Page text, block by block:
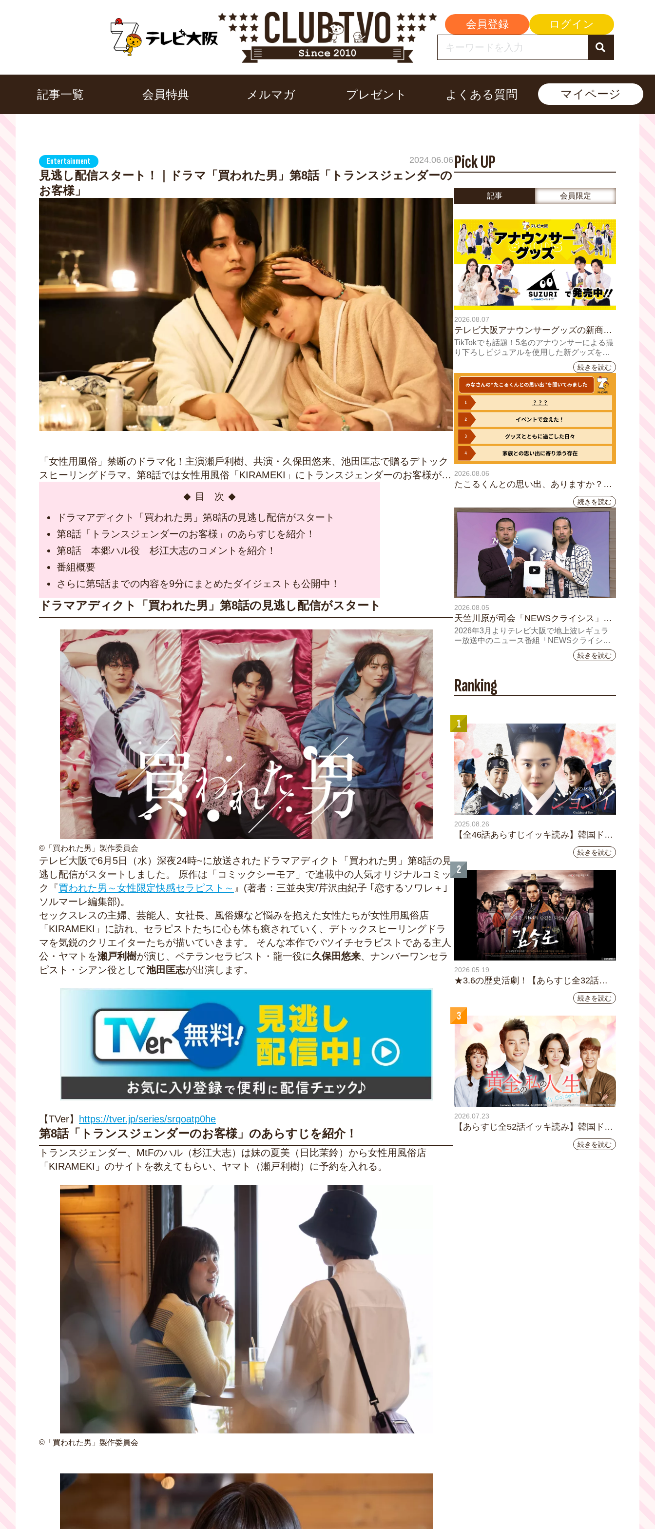
会員登録 ログイン
記事一覧 会員特典 メルマガ プレゼント よくある質問 マイページ
Entertainment 2024.06.06
見逃し配信スタート！｜ドラマ「買われた男」第8話「トランスジェンダーの
お客様」
「⼥性⽤⾵俗」禁断のドラマ化！主演瀬⼾利樹、共演・久保⽥悠来、池⽥匡志で贈るデトック
スヒーリングドラマ。第8話では⼥性⽤⾵俗「KIRAMEKI」にトランスジェンダーのお客様が…
目 次
ドラマアディクト「買われた男」第8話の見逃し配信がスタート
第8話「トランスジェンダーのお客様」のあらすじを紹介！
第8話 本郷ハル役 杉江大志のコメントを紹介！
番組概要
さらに第5話までの内容を9分にまとめたダイジェストも公開中！
ドラマアディクト「買われた男」第8話の見逃し配信がスタート
©「買われた男」製作委員会
テレビ大阪で6月5日（水）深夜24時~に放送されたドラマアディクト「買われた男」第8話の見
逃し配信がスタートしました。 原作は「コミックシーモア」で連載中の人気オリジナルコミッ
ク『買われた男～女性限定快感セラピスト～ 』(著者：三並央実/芹沢由紀子 ｢恋するソワレ＋｣
ソルマーレ編集部)。
セックスレスの主婦、芸能人、女社長、風俗嬢など悩みを抱えた女性たちが女性用風俗店
「KIRAMEKI」に訪れ、セラピストたちに心も体も癒されていく、デトックスヒーリングドラ
マを気鋭のクリエイターたちが描いていきます。 そんな本作でバツイチセラピストである主人
公・ヤマトを瀬戸利樹が演じ、ベテランセラピスト・龍一役に久保田悠来、ナンバーワンセラ
ピスト・シアン役として池田匡志が出演します。
【TVer】 https://tver.jp/series/srqoatp0he
第8話「トランスジェンダーのお客様」のあらすじを紹介！
トランスジェンダー、MtFのハル（杉江大志）は妹の夏美（日比茉鈴）から女性用風俗店
「KIRAMEKI」のサイトを教えてもらい、ヤマト（瀬戸利樹）に予約を入れる。
©「買われた男」製作委員会
Pick UP
記事 会員限定
2026.08.07
テレビ大阪アナウンサーグッズの新商品
8月8日(土)に発売！ テーマは「個性全
開」5人それぞれの"らしさ"を詰め込んだ
TikTokでも話題！5名のアナウンサーによる撮
り下ろしビジュアルを使用した新グッズを発
続きを読む
2026.08.06
たこるくんとの思い出、ありますか？会
員のみなさんに聞いてみました
続きを読む
2026.08.05
天竺川原が司会「NEWSクライシス」チ
ャンネル登録者数10万人突破！テレビ大
阪の番組史上最速記録を更新
2026年3月よりテレビ大阪で地上波レギュラ
ー放送中のニュース番組「NEWSクライシ
ス」が、このたび2026年7月12日(日)に、
YouTubeチャンネル登録者数10万人を達成し
続きを読む
Ranking
1
2025.08.26
【全46話あらすじイッキ読み】韓国ドラ
マ『火の女神 ジョンイ』｜テレビ大阪
9月11日（木）朝8時放送スタート続きを読む
2
2026.05.19
★3.6の歴史活劇！【あらすじ全32話イ
ッキ読み】韓国ドラマ『鉄の王 キム・
スロ』｜テレビ大阪5月20日(水)あさ8時
00分スタート【TVer配信あり】
続きを読む
3
2026.07.23
【あらすじ全52話イッキ読み】韓国ドラ
マ『黄金の私の人生』｜テレビ大阪 月曜
続きを読む